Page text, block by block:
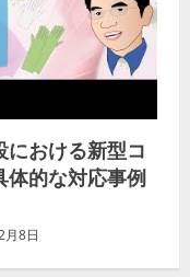
における新型コ
体的な対応事例
月8日